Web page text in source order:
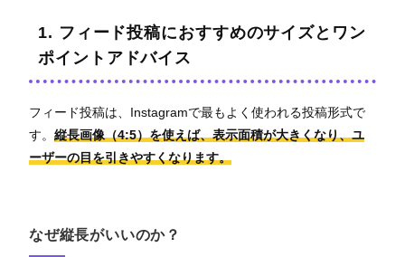
1. フィード投稿におすすめのサイズとワン
ポイントアドバイス
フィード投稿は、Instagramで最もよく使われる投稿形式で
す。 縦長画像（4:5）を使えば、表示面積が大きくなり、ユ
ーザーの目を引きやすくなります。
なぜ縦長がいいのか？